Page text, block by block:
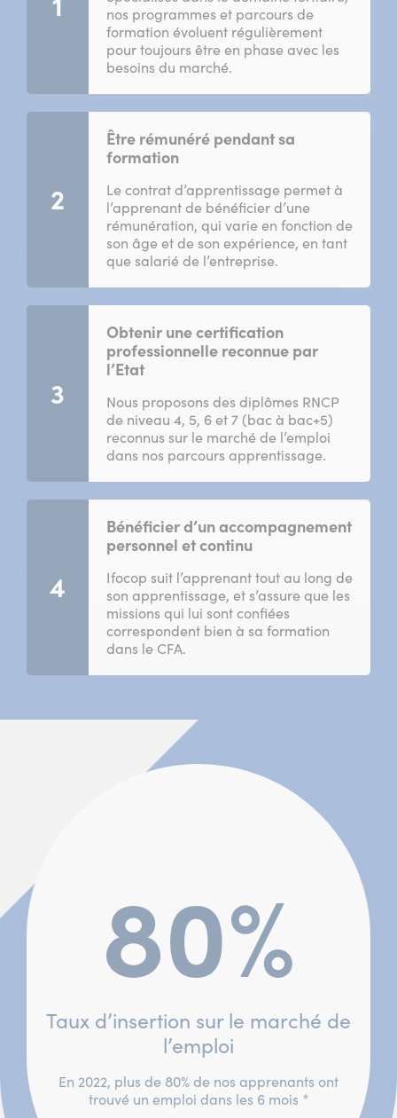
nos programmes et parcours de
formation évoluent régulièrement
pour toujours être en phase avec les
besoins du marché.
2
Être rémunéré pendant sa
formation
Le contrat d’apprentissage permet à
l’apprenant de bénéficier d’une
rémunération, qui varie en fonction de
son âge et de son expérience, en tant
que salarié de l’entreprise.
3
Obtenir une certification
professionnelle reconnue par
l’Etat
Nous proposons des diplômes RNCP
de niveau 4, 5, 6 et 7 (bac à bac+5)
reconnus sur le marché de l’emploi
dans nos parcours apprentissage.
4
Bénéficier d’un accompagnement
personnel et continu
Ifocop suit l’apprenant tout au long de
son apprentissage, et s’assure que les
missions qui lui sont confiées
correspondent bien à sa formation
dans le CFA.
80%
Taux d’insertion sur le marché de
l’emploi
En 2022, plus de 80% de nos apprenants ont
trouvé un emploi dans les 6 mois *